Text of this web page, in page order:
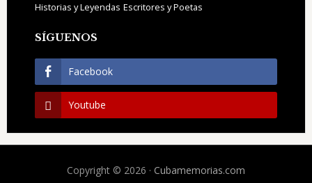
Historias y Leyendas Escritores y Poetas
SÍGUENOS
Facebook
Youtube
Copyright © 2026 · Cubamemorias.com